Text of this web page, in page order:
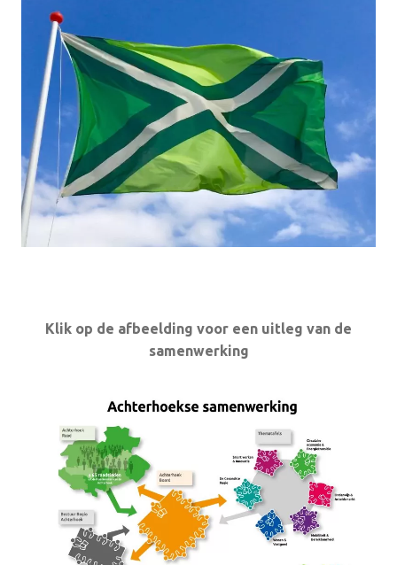
Klik op de afbeelding voor een uitleg van de
samenwerking